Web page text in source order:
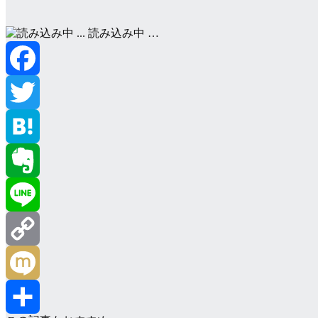
読み込み中 …
Facebook
Twitter
Hatena
Evernote
Line
Copy
Link
Mixi